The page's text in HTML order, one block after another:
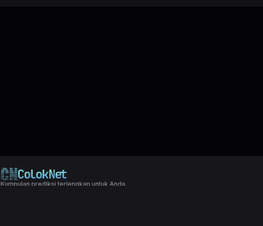
Kumpulan prediksi terlengkap untuk Anda.